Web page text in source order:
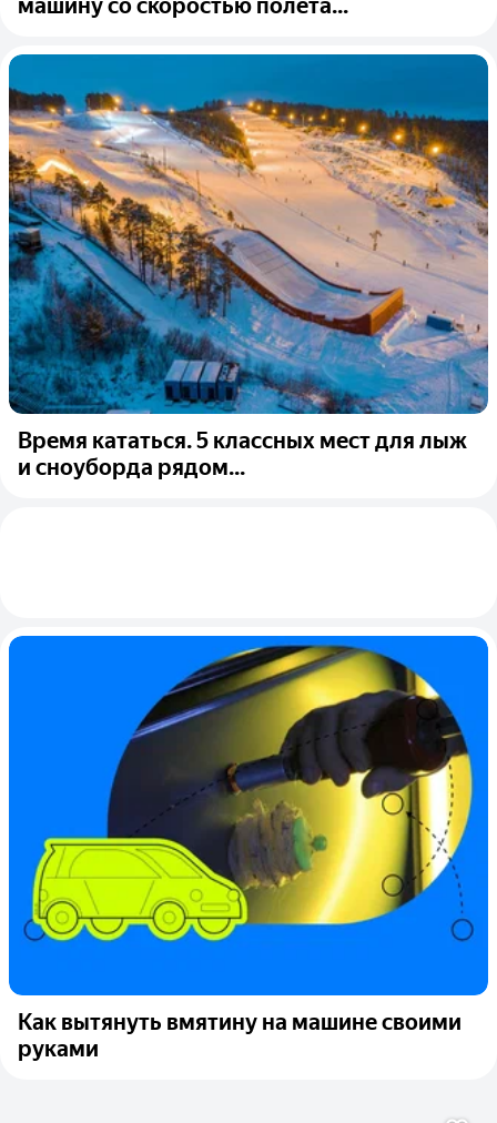
машину со скоростью полёта...
Время кататься. 5 классных мест для лыж
и сноуборда рядом...
Как вытянуть вмятину на машине своими
руками